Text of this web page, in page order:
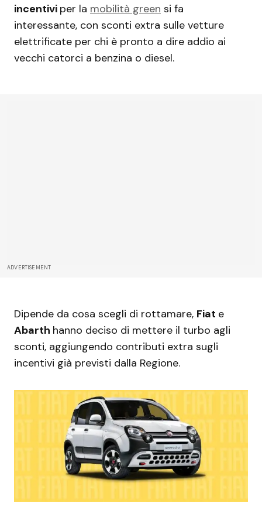
incentivi per la mobilità green si fa
interessante, con sconti extra sulle vetture
elettrificate per chi è pronto a dire addio ai
vecchi catorci a benzina o diesel.
ADVERTISEMENT
Dipende da cosa scegli di rottamare, Fiat e
Abarth hanno deciso di mettere il turbo agli
sconti, aggiungendo contributi extra sugli
incentivi già previsti dalla Regione.